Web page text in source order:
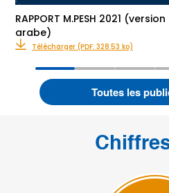
Toutes les
RAPPORT M.PESH 2021 (version
arabe)
Télécharger (PDF: 328.53 ko)